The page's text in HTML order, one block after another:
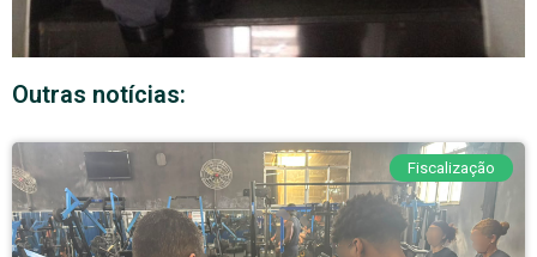
Outras notícias:
Fiscalização